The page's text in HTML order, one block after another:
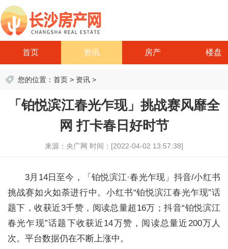
首页 资讯 房产 楼盘
您的位置： 首页 > 资讯 >
「铂悦滨江春光乍现」挑战赛风靡全
网 打卡春日好时节
来源：央广网 时间：[2022-04-02 13:57:38]
3月14日至今，「铂悦滨江·春光乍现」抖音/小红书
挑战赛如火如荼进行中。小红书“铂悦滨江春光乍现”话
题下，收获近3千赞，阅读总量超16万；抖音“铂悦滨江
春光乍现”话题下收获近14万赞，阅读总量近200万人
次。平台数据仍在不断上涨中。